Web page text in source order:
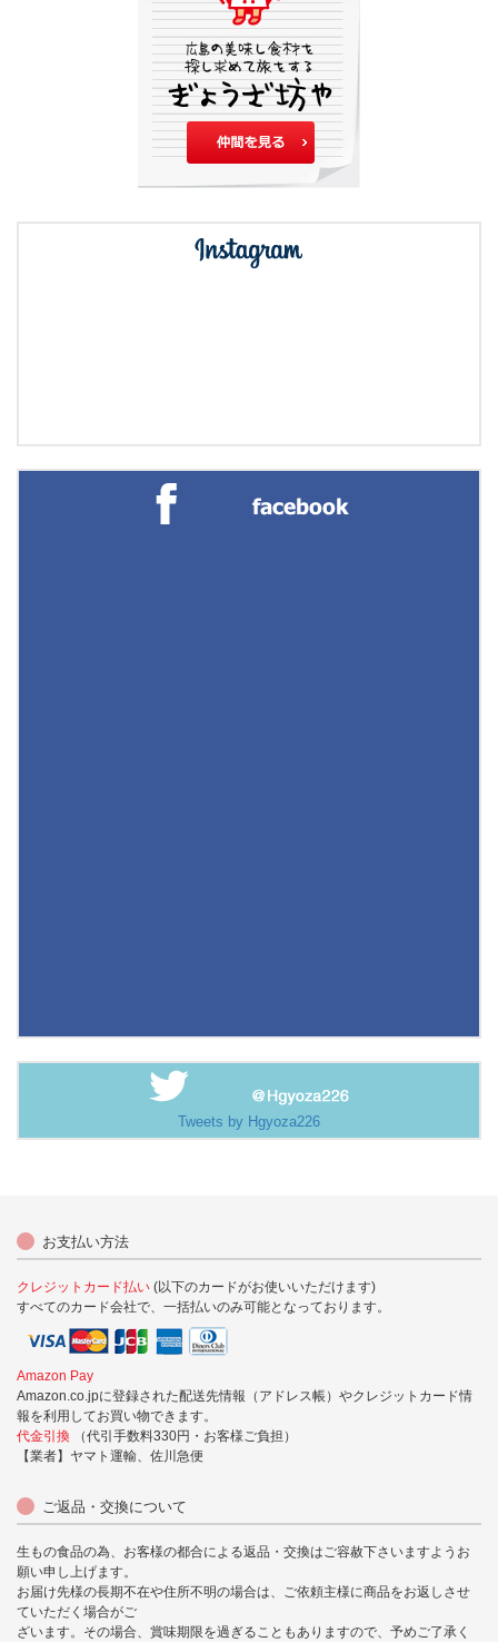
Tweets by Hgyoza226
お支払い方法
クレジットカード払い (以下のカードがお使いいただけます)
すべてのカード会社で、一括払いのみ可能となっております。
Amazon Pay
Amazon.co.jpに登録された配送先情報（アドレス帳）やクレジットカード情
報を利用してお買い物できます。
代金引換
（代引手数料330円・お客様ご負担）
【業者】ヤマト運輸、佐川急便
ご返品・交換について
生もの食品の為、お客様の都合による返品・交換はご容赦下さいますようお
願い申し上げます。
お届け先様の長期不在や住所不明の場合は、ご依頼主様に商品をお返しさせ
ていただく場合がご
ざいます。その場合、賞味期限を過ぎることもありますので、予めご了承く